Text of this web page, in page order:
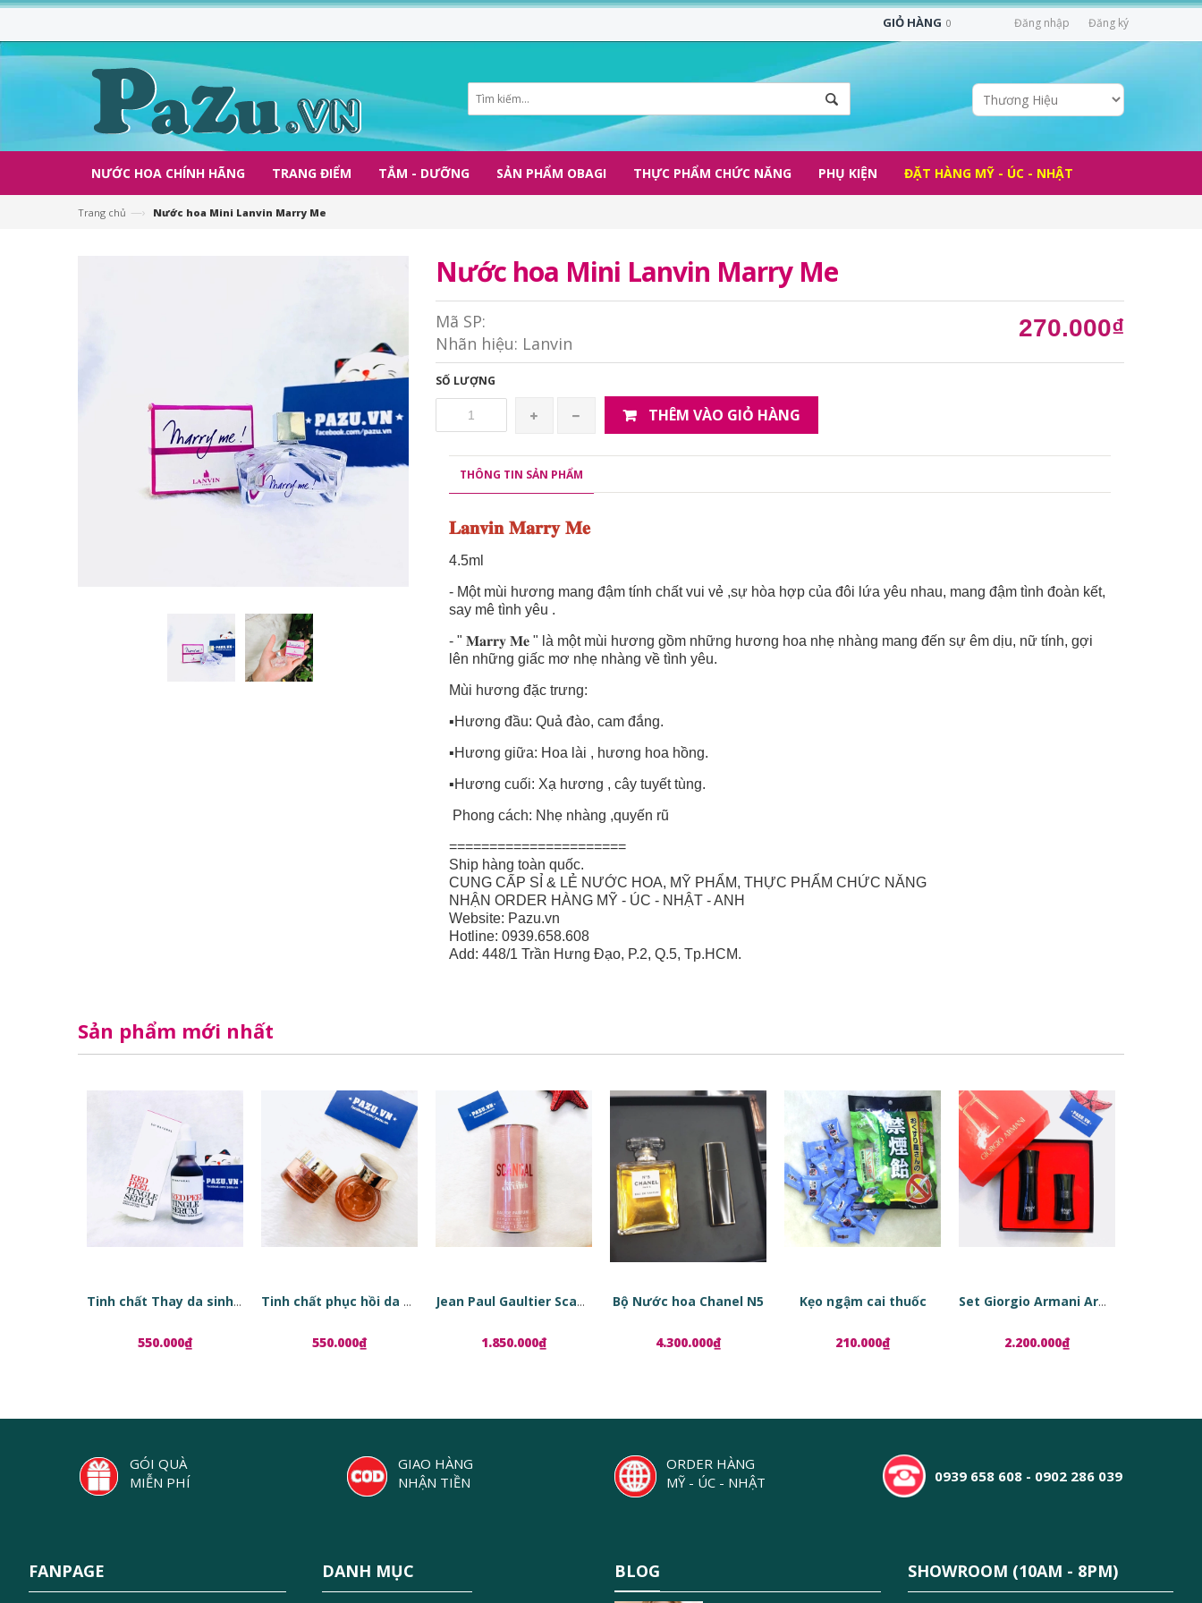
Đăng nhập Đăng ký
GIỎ HÀNG 0
NƯỚC HOA CHÍNH HÃNG TRANG ĐIỂM TẮM - DƯỠNG SẢN PHẨM OBAGI THỰC PHẨM CHỨC NĂNG PHỤ KIỆN ĐẶT HÀNG MỸ - ÚC - NHẬT
Trang chủ —› Nước hoa Mini Lanvin Marry Me
Nước hoa Mini Lanvin Marry Me
Mã SP:
Nhãn hiệu: Lanvin
270.000₫
SỐ LƯỢNG
THÊM VÀO GIỎ HÀNG
THÔNG TIN SẢN PHẨM
𝐋𝐚𝐧𝐯𝐢𝐧 𝐌𝐚𝐫𝐫𝐲 𝐌𝐞
4.5ml
- Một mùi hương mang đậm tính chất vui vẻ ,sự hòa hợp của đôi lứa yêu nhau, mang đậm tình đoàn kết,
say mê tình yêu .
- " 𝐌𝐚𝐫𝐫𝐲 𝐌𝐞 " là một mùi hương gồm những hương hoa nhẹ nhàng mang đến sự êm dịu, nữ tính, gợi
lên những giấc mơ nhẹ nhàng về tình yêu.
Mùi hương đặc trưng:
▪️Hương đầu: Quả đào, cam đắng.
▪️Hương giữa: Hoa lài , hương hoa hồng.
▪️Hương cuối: Xạ hương , cây tuyết tùng.
Phong cách: Nhẹ nhàng ,quyến rũ
======================
Ship hàng toàn quốc.
CUNG CẤP SỈ & LẺ NƯỚC HOA, MỸ PHẨM, THỰC PHẨM CHỨC NĂNG
NHẬN ORDER HÀNG MỸ - ÚC - NHẬT - ANH
Website: Pazu.vn
Hotline: 0939.658.608
Add: 448/1 Trần Hưng Đạo, P.2, Q.5, Tp.HCM.
Sản phẩm mới nhất
Tinh chất Thay da sinh học Red Peel Tingle Serum
550.000₫
Tinh chất phục hồi da dạng viên nang Estée Lauder Advanced Night Repair Ampoules
550.000₫
Jean Paul Gaultier Scandal EDP
1.850.000₫
Bộ Nước hoa Chanel N5
4.300.000₫
Kẹo ngậm cai thuốc
210.000₫
Set Giorgio Armani Armani Code
2.200.000₫
GÓI QUÀ
MIỄN PHÍ
GIAO HÀNG
NHẬN TIỀN
ORDER HÀNG
MỸ - ÚC - NHẬT
0939 658 608 - 0902 286 039
FANPAGE DANH MỤC BLOG SHOWROOM (10AM - 8PM)